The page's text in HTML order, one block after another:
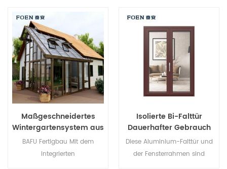
Maßgeschneidertes
Wintergartensystem aus
Aluminium und Glas
BAFU Fertigbau Mit dem
integrierten
Isolierte Bi-Falttür
Dauerhafter Gebrauch
Für Küstenhotel
Diese Aluminium-Falttür und
der Fensterrahmen sind